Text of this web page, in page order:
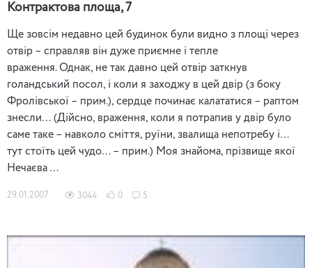
Контрактова площа, 7
Ще зовсім недавно цей будинок були видно з площі через
отвір – справляв він дуже приємне і тепле
враження. Однак, не так давно цей отвір заткнув
голандський посол, і коли я заходжу в цей двір (з боку
Фролівської – прим.), сердце починає калататися – раптом
знесли… (Дійсно, враження, коли я потрапив у двір було
саме таке – навколо сміття, руїни, звалища непотребу і…
тут стоїть цей чудо… – прим.) Моя знайома, прізвище якої
Нечаєва …
29.01.2007 3044 0 5